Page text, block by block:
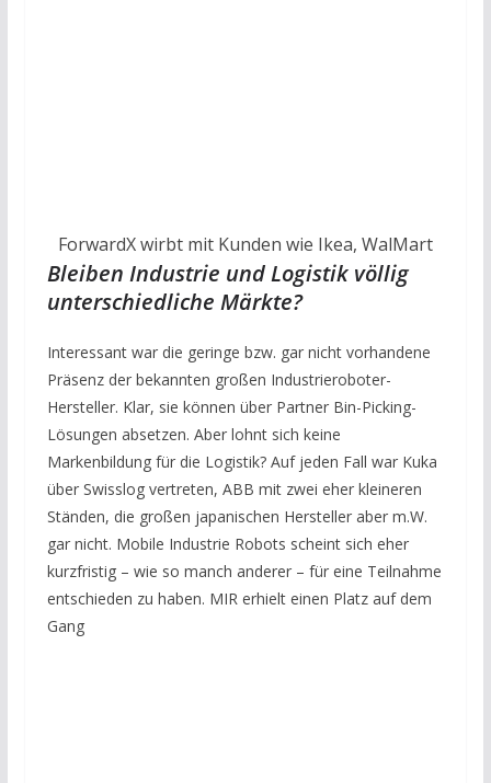
ForwardX wirbt mit Kunden wie Ikea, WalMart
Bleiben Industrie und Logistik völlig
unterschiedliche Märkte?
Interessant war die geringe bzw. gar nicht vorhandene
Präsenz der bekannten großen Industrieroboter-
Hersteller. Klar, sie können über Partner Bin-Picking-
Lösungen absetzen. Aber lohnt sich keine
Markenbildung für die Logistik? Auf jeden Fall war Kuka
über Swisslog vertreten, ABB mit zwei eher kleineren
Ständen, die großen japanischen Hersteller aber m.W.
gar nicht. Mobile Industrie Robots scheint sich eher
kurzfristig – wie so manch anderer – für eine Teilnahme
entschieden zu haben. MIR erhielt einen Platz auf dem
Gang